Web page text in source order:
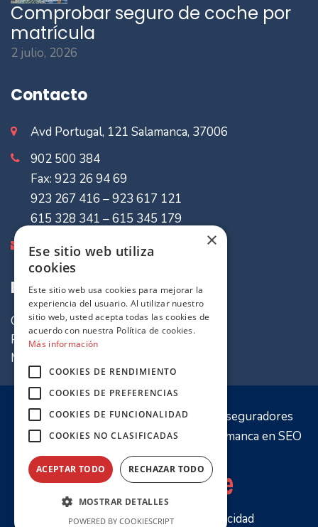
Comprobar seguro de coche por
matrícula
2 julio, 2026
Contacto
Avd Portugal, 121 Salamanca, 37006
902 500 384
Fax: 923 26 94 69
923 267 416 – 923 617 121
615 328 341 – 615 345 179
info@mvaseguradores.com
Enlaces de Interes
Quiénes somos
Política de cookies
Mapa del sitio
© 2020 Sitio web propiedad de
MV Aseguradores
Optimización y desarrollo por PW SalamancaenSEO
Salamanca
Aviso Legal Política de Privacidad
×
Ese sitio web utiliza
cookies
Este sitio web usa cookies para mejorar la
experiencia del usuario. Al utilizar nuestro
sitio web, usted acepta todas las cookies de
acuerdo con nuestra Política de cookies.
Más información
COOKIES DE RENDIMIENTO
COOKIES DE PREFERENCIAS
COOKIES DE FUNCIONALIDAD
COOKIES NO CLASIFICADAS
ACEPTAR TODO RECHAZAR TODO
MOSTRAR DETALLES
POWERED BY COOKIESCRIPT